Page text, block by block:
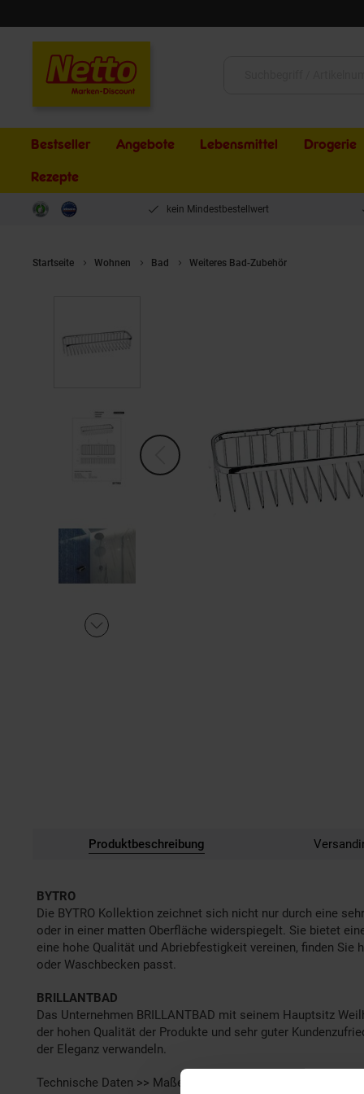
Bestseller Angebote Lebensmittel Drogerie
Rezepte
kein Mindestbestellwert
Startseite Wohnen Bad Weiteres Bad-Zubehör
Produktbeschreibung
BYTRO
Die BYTRO Kollektion zeichnet sich nicht nur durch eine
oder in einer matten Oberfläche widerspiegelt. Sie bietet
eine hohe Qualität und Abriebfestigkeit vereinen, finden
oder Waschbecken passt.
BRILLANTBAD
Das Unternehmen BRILLANTBAD mit seinem Hauptsitz
der hohen Qualität der Produkte und sehr guter
der Eleganz verwandeln.
Technische Daten >> Maße: 120x405x70 mm | Material: